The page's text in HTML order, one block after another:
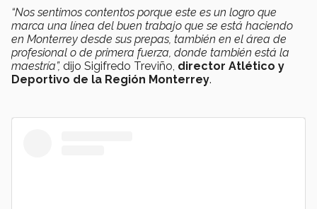
“Nos sentimos contentos porque este es un logro que
marca una línea del buen trabajo que se está haciendo
en Monterrey desde sus prepas, también en el área de
profesional o de primera fuerza, donde también está la
maestría”, dijo Sigifredo Treviño, director Atlético y
Deportivo de la Región Monterrey.